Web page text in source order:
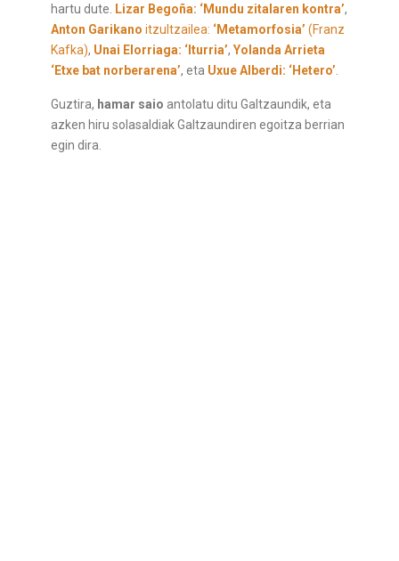
hartu dute.
Lizar Begoña: ‘Mundu zitalaren kontra’,
Anton Garikano itzultzailea: ‘Metamorfosia’ (Franz
Kafka), Unai Elorriaga: ‘Iturria’,Yolanda Arrieta
‘Etxe bat norberarena’, eta Uxue Alberdi: ‘Hetero’
Guztira, hamar saio antolatu ditu Galtzaundik, eta
azken hiru solasaldiak Galtzaundiren egoitza berrian
egin dira.